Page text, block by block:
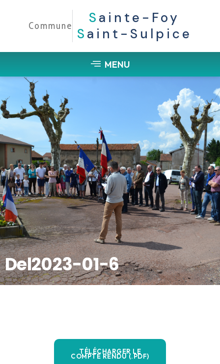
Commune S Ainte-Foy
S Aint-Sulpice
MENU
Del2023-01-6
TÉLÉCHARGER LE
COMPTE RENDU (.PDF)